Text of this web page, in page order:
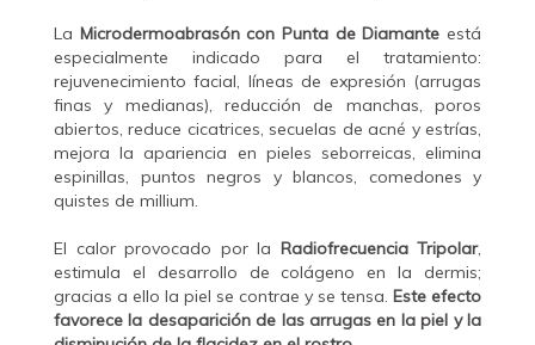
La Microdermoabrasón con Punta de Diamante está
especialmente indicado para el tratamiento:
rejuvenecimiento facial, líneas de expresión (arrugas
finas y medianas), reducción de manchas, poros
abiertos, reduce cicatrices, secuelas de acné y estrías,
mejora la apariencia en pieles seborreicas, elimina
espinillas, puntos negros y blancos, comedones y
quistes de millium.
El calor provocado por la Radiofrecuencia Tripolar,
estimula el desarrollo de colágeno en la dermis;
gracias a ello la piel se contrae y se tensa. Este efecto
favorece la desaparición de las arrugas en la piel y la